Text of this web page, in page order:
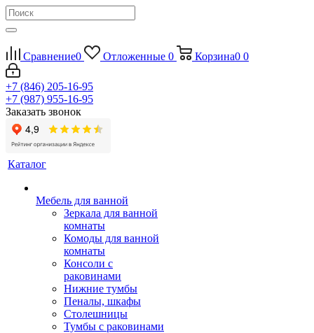
Сравнение0 Отложенные 0 Корзина0 0
+7 (846) 205-16-95
+7 (987) 955-16-95
Заказать звонок
Каталог
Мебель для ванной
Зеркала для ванной
комнаты
Комоды для ванной
комнаты
Консоли с
раковинами
Нижние тумбы
Пеналы, шкафы
Столешницы
Тумбы с раковинами